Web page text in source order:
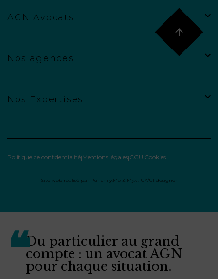
AGN Avocats
Nos agences
Nos Expertises
Politique de confidentialité Mentions légales CGU Cookies
Site web réalisé par Punchify.Me & Myx : UX/UI designer
Du particulier au grand
compte : un avocat AGN
pour chaque situation.